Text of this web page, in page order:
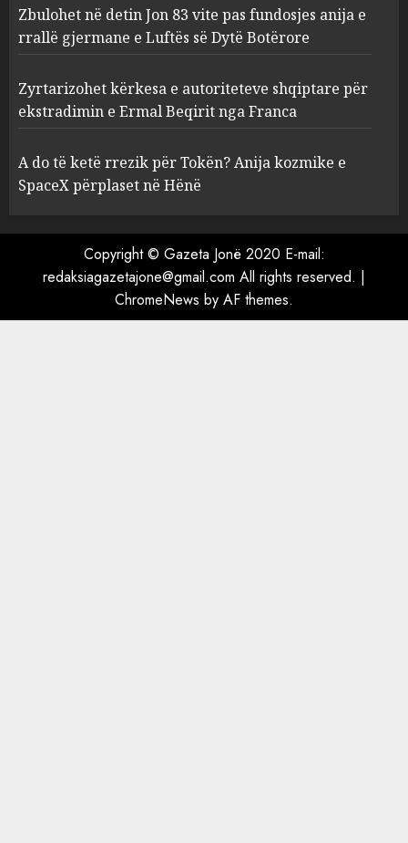
autoriteteve shqiptare për
ekstradimin e Ermal Beqirit
nga Franca
Anija kozmike e SpaceX
përplaset në Hënë
Zbulohet në detin Jon 83 vite pas fundosjes anija e
rrallë gjermane e Luftës së Dytë Botërore
Zyrtarizohet kërkesa e autoriteteve shqiptare për
ekstradimin e Ermal Beqirit nga Franca
A do të ketë rrezik për Tokën? Anija kozmike e
SpaceX përplaset në Hënë
Copyright © Gazeta Jonë 2020 E-mail:
redaksiagazetajone@gmail.com All rights reserved. |
ChromeNews by AF themes.